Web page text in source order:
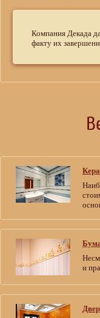
Компания Декада
факту их
и